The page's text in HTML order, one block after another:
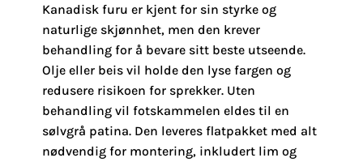
Kanadisk furu er kjent for sin styrke og
naturlige skjønnhet, men den krever
behandling for å bevare sitt beste utseende.
Olje eller beis vil holde den lyse fargen og
redusere risikoen for sprekker. Uten
behandling vil fotskammelen eldes til en
sølvgrå patina. Den leveres flatpakket med alt
nødvendig for montering, inkludert lim og